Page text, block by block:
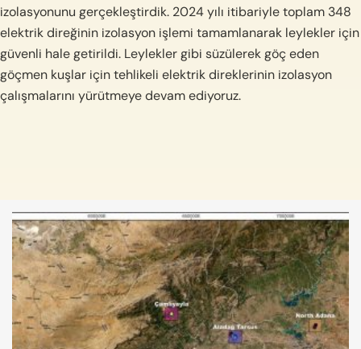
izolasyonunu gerçekleştirdik. 2024 yılı itibariyle toplam 348
elektrik direğinin izolasyon işlemi tamamlanarak leylekler için
güvenli hale getirildi. Leylekler gibi süzülerek göç eden
göçmen kuşlar için tehlikeli elektrik direklerinin izolasyon
çalışmalarını yürütmeye devam ediyoruz.